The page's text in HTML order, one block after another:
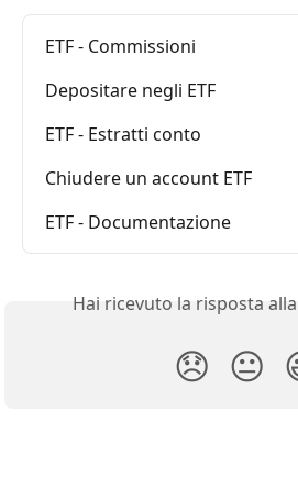
ETF - Commissioni
Depositare negli ETF
ETF - Estratti conto
Chiudere un account ETF
ETF - Documentazione
Hai ricevuto la risposta
😞 😐